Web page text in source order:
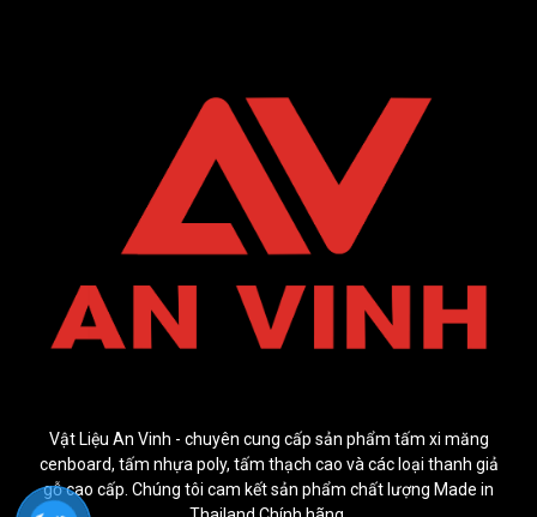
Vật Liệu An Vinh - chuyên cung cấp sản phẩm tấm xi măng
cenboard, tấm nhựa poly, tấm thạch cao và các loại thanh giả
gỗ cao cấp. Chúng tôi cam kết sản phẩm chất lượng Made in